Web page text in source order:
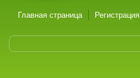
Главная страница Регистрация